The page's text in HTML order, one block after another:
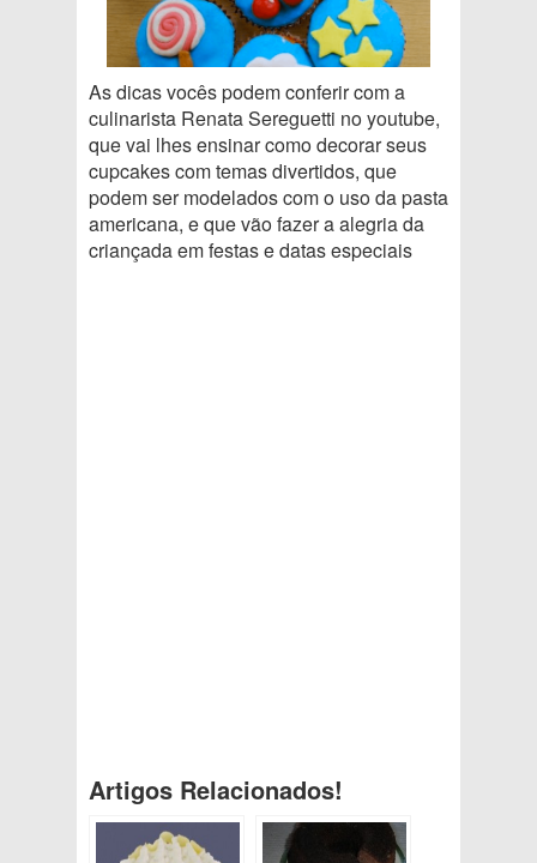
As dicas vocês podem conferir com a
culinarista Renata Sereguetti no youtube,
que vai lhes ensinar como decorar seus
cupcakes com temas divertidos, que
podem ser modelados com o uso da pasta
americana, e que vão fazer a alegria da
criançada em festas e datas especiais
Artigos Relacionados!